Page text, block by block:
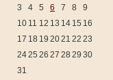
3
4 5 6 7 8
9
10 11 12 13 14 15 16
17 18 19 2021 22 23
2425 26 27 28 29 30
31